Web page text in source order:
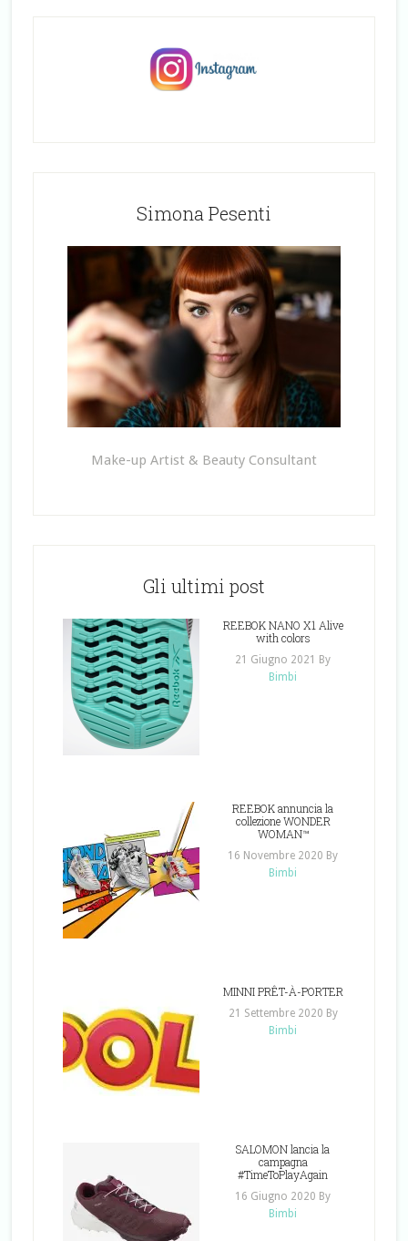
Simona Pesenti
Make-up Artist & Beauty Consultant
Gli ultimi post
REEBOK NANO X1 Alive
with colors
21 Giugno 2021
By
Bimbi
REEBOK annuncia la
collezione WONDER
WOMAN™
16 Novembre 2020 By
Bimbi
MINNI PRÊT-À-PORTER
21 Settembre 2020 By
Bimbi
SALOMON lancia la
campagna
#TimeToPlayAgain
16 Giugno 2020 By
Bimbi